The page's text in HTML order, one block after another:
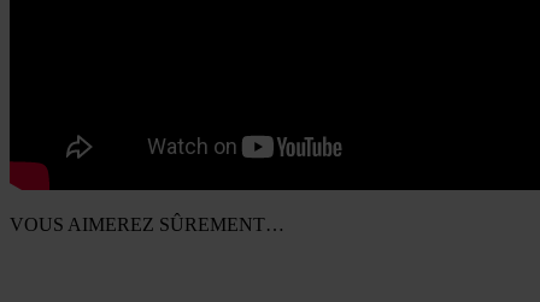
VOUS AIMEREZ SÛREMENT…